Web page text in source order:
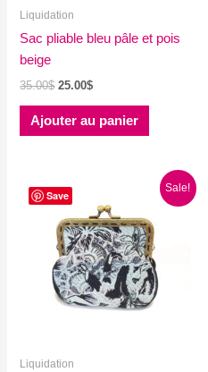
Liquidation
Sac pliable bleu pâle et pois
beige
35.00$ Le
initial
25.00$Le
actuel
est :
Ajouter au panier
Save
Sale!
Liquidation